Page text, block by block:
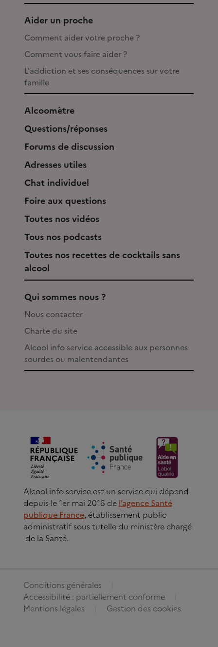
Aider un proche
Comment aider votre proche ?
Comment vous faire aider ?
L'addiction et ses conséquences sur votre
famille
Alcoomètre
Questions/réponses
Forums de discussion
Adresses utiles
Chat individuel
Foire aux questions
Toutes nos vidéos
Tous nos podcasts
Toutes nos recettes de cocktails sans
alcool
Qui sommes nous ?
Nous contacter
Charte du site
Alcool info service accessible aux personnes
sourdes ou malentendantes
Alcool info service est un service qui dépend
depuis le 1er mai 2016 de l’agence Santé
publique France, établissement public
administratif sous tutelle du ministère chargé
de la Santé.
Conditions générales
Accessibilité : partiellement conforme
Mentions légales
Gestion des cookies